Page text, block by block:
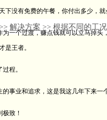
下没有免费的午餐，你付出多少，
一个过渡，赚点钱就可以立马掉头
是王者。
程。
事业和追求，这是我这几年下来一
致！
>> 解决方案 >> 根据不同的工